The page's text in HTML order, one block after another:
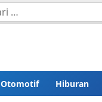
Otomotif Hiburan